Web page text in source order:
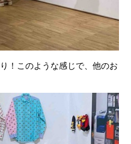
！このような感じで、他のお